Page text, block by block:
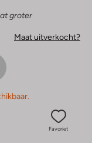
groter
Maat uitverkocht?
Favoriet